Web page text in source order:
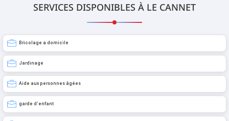
SERVICES DISPONIBLES À LE CANNET
Bricolage a domicile
Jardinage
Aide aux personnes âgées
garde d’enfant